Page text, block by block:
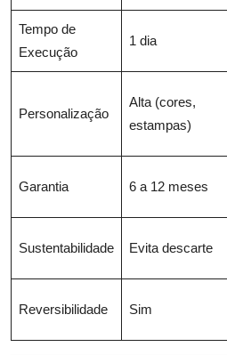
Tempo de
Execução
1 dia
Personalização
Alta (cores,
estampas)
Garantia 6 a 12 meses
Sustentabilidade Evita descarte
Reversibilidade Sim